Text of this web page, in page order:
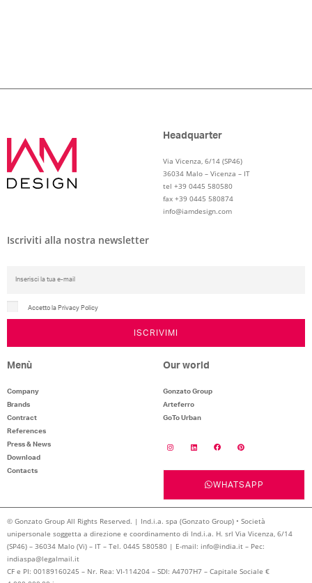
Headquarter
Via Vicenza, 6/14 (SP46)
36034 Malo – Vicenza – IT
tel +39 0445 580580
fax +39 0445 580874
info@iamdesign.com
Iscriviti alla nostra newsletter
Accetto la Privacy Policy
ISCRIVIMI
Menù
Company
Brands
Contract
References
Press & News
Download
Contacts
Our world
Gonzato Group
Arteferro
GoTo Urban
WHATSAPP
© Gonzato Group All Rights Reserved. | Ind.i.a. spa (Gonzato Group) • Società
unipersonale soggetta a direzione e coordinamento di Ind.i.a. H. srl Via Vicenza, 6/14
(SP46) – 36034 Malo (Vi) – IT – Tel. 0445 580580 | E-mail: info@india.it – Pec:
indiaspa@legalmail.it
CF e PI: 00189160245 – Nr. Rea: VI-114204 – SDI: A4707H7 – Capitale Sociale €